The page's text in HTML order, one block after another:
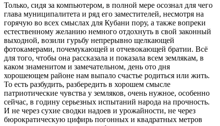
Только, сидя за компьютером, в полной мере осознал для чего
глава муниципалитета и ряд его заместителей, несмотря на
горячую во всех смыслах для Кубани пору, а также вопреки
естественному желанию немного отдохнуть в свой законный
выходной, возили гурьбу непрерывно щелкающей
фотокамерами, почемукающей и отчевокающей братии. Всё
для того, чтобы она рассказала и показала всем землякам, в
каком знаменитом и замечательном, день ото дня
хорошеющем районе нам выпало счастье родиться или жить.
То есть разбудить, разбередить в хорошем смысле
патриотические чувства у земляков, очень нужное, особенно
сейчас, в годину серьезных испытаний народа на прочность.
И не через сухие сводки надоев и урожайности, не через
бюрократическую цифирь погонных и квадратных метров